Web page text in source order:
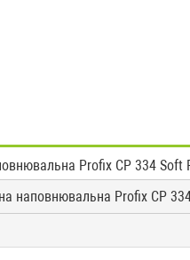
Profix CP 334 Soft
наповнювальна Profix CP